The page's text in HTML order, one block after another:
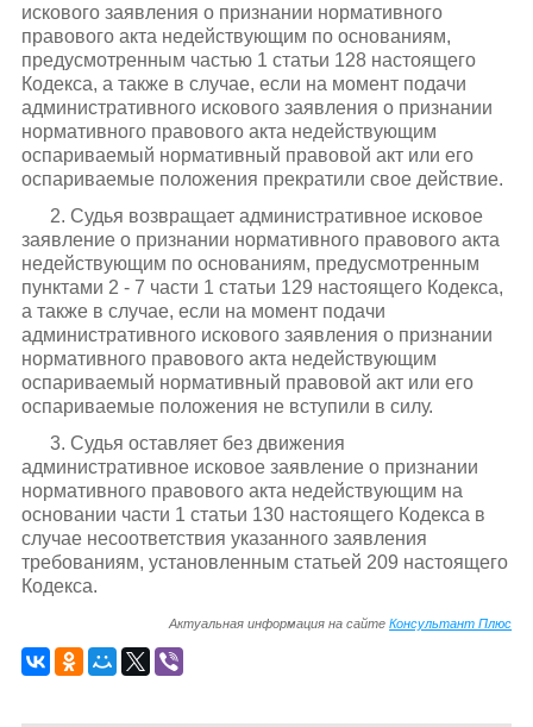
искового заявления о признании нормативного
правового акта недействующим по основаниям,
предусмотренным частью 1 статьи 128 настоящего
Кодекса, а также в случае, если на момент подачи
административного искового заявления о признании
нормативного правового акта недействующим
оспариваемый нормативный правовой акт или его
оспариваемые положения прекратили свое действие.
2. Судья возвращает административное исковое
заявление о признании нормативного правового акта
недействующим по основаниям, предусмотренным
пунктами 2 - 7 части 1 статьи 129 настоящего Кодекса,
а также в случае, если на момент подачи
административного искового заявления о признании
нормативного правового акта недействующим
оспариваемый нормативный правовой акт или его
оспариваемые положения не вступили в силу.
3. Судья оставляет без движения
административное исковое заявление о признании
нормативного правового акта недействующим на
основании части 1 статьи 130 настоящего Кодекса в
случае несоответствия указанного заявления
требованиям, установленным статьей 209 настоящего
Кодекса.
Актуальная информация на сайтеКонсультант Плюс